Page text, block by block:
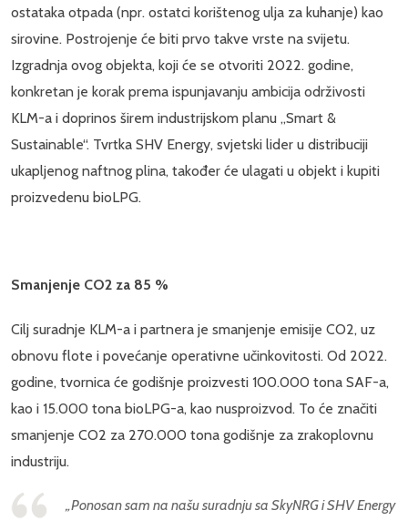
ostataka otpada (npr. ostatci korištenog ulja za kuhanje) kao
sirovine. Postrojenje će biti prvo takve vrste na svijetu.
Izgradnja ovog objekta, koji će se otvoriti 2022. godine,
konkretan je korak prema ispunjavanju ambicija održivosti
KLM-a i doprinos širem industrijskom planu „Smart &
Sustainable“. Tvrtka SHV Energy, svjetski lider u distribuciji
ukapljenog naftnog plina, također će ulagati u objekt i kupiti
proizvedenu bioLPG.
Smanjenje CO2 za 85 %
Cilj suradnje KLM-a i partnera je smanjenje emisije CO2, uz
obnovu flote i povećanje operativne učinkovitosti. Od 2022.
godine, tvornica će godišnje proizvesti 100.000 tona SAF-a,
kao i 15.000 tona bioLPG-a, kao nusproizvod. To će značiti
smanjenje CO2 za 270.000 tona godišnje za zrakoplovnu
industriju.
„Ponosan sam na našu suradnju sa SkyNRG i SHV Energy